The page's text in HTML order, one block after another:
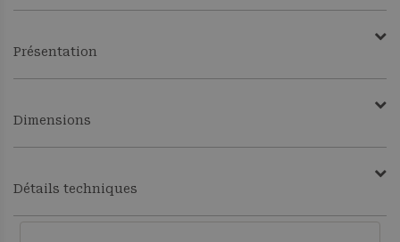
Présentation
Dimensions
Détails techniques